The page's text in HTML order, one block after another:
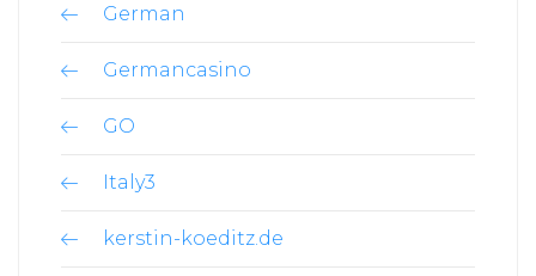
German
Germancasino
GO
Italy3
kerstin-koeditz.de